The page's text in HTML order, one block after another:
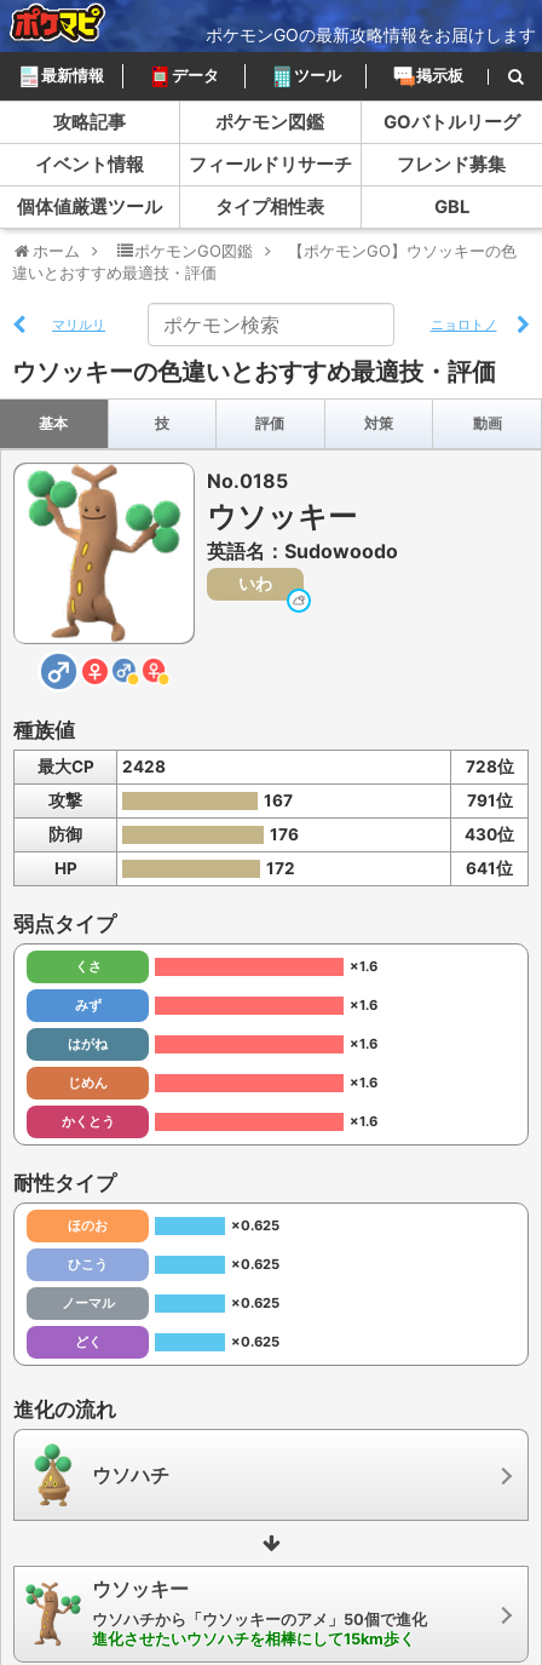
ポケモンGOの最新攻略情報をお届けします
最新情報 データ ツール 掲示板
攻略記事 ポケモン図鑑
GOバトルリーグ
イベント情報
フィールドリサーチ
フレンド募集
個体値厳選ツール
タイプ相性表 GBL
ホーム ポケモンGO図鑑
【ポケモンGO】ウソッキーの色
違いとおすすめ最適技・評価
マリルリ ニョロトノ
ウソッキーの色違いとおすすめ最適技・評価
基本 技 評価 対策 動画
No.0185
ウソッキー
英語名：Sudowoodo
いわ
種族値
最大CP 2428
728位
攻撃
167
791位
防御
176
430位
HP
172 641位
弱点タイプ
くさ ×1.6
みず ×1.6
はがね ×1.6
じめん ×1.6
かくとう ×1.6
耐性タイプ
ほのお ×0.625
ひこう ×0.625
ノーマル ×0.625
どく ×0.625
進化の流れ
ウソハチ
ウソッキー
ウソハチから「ウソッキーのアメ」50個で進化
進化させたいウソハチを相棒にして15km歩く